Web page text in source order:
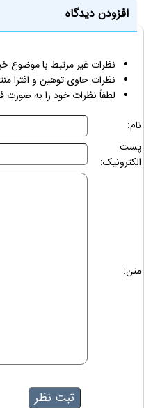
افزودن دیدگاه
نظرات غیر مرتبط با موضوع
نظرات حاوی توهین و افترا
لطفاً نظرات خود را به صورت
نام:
پست
الکترونیک:
متن: